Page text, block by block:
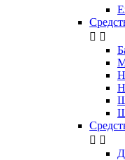
 
 